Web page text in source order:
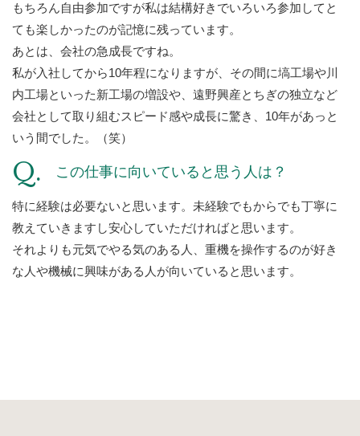
もちろん自由参加ですが私は結構好きでいろいろ参加してと
ても楽しかったのが記憶に残っています。
あとは、会社の急成長ですね。
私が入社してから10年程になりますが、その間に塙工場や川
内工場といった新工場の増設や、遠野興産とちぎの独立など
会社として取り組むスピード感や成長に驚き、10年があっと
いう間でした。（笑）
この仕事に向いていると思う人は？
特に経験は必要ないと思います。未経験でもからでも丁寧に
教えていきますし安心していただければと思います。
それよりも元気でやる気のある人、重機を操作するのが好き
な人や機械に興味がある人が向いていると思います。